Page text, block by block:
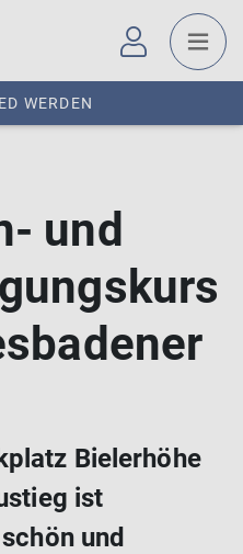
WERDEN
und
Bielerhöhe
ist
und